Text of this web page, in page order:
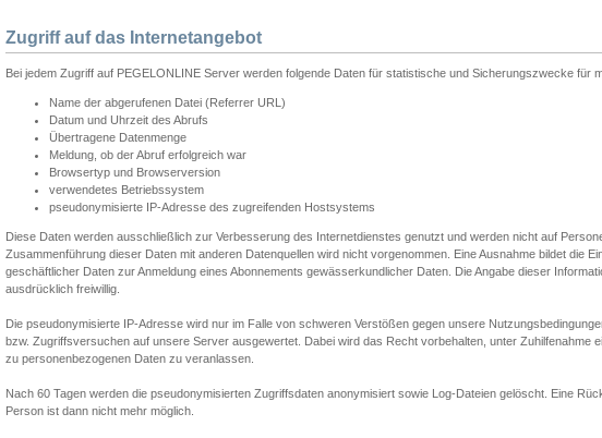
Zugriff auf das Internetangebot
Bei jedem Zugriff auf PEGELONLINE Server werden folgende Daten für statistische und Sicherungszwecke für
Name der abgerufenen Datei (Referrer URL)
Datum und Uhrzeit des Abrufs
Übertragene Datenmenge
Meldung, ob der Abruf erfolgreich war
Browsertyp und Browserversion
verwendetes Betriebssystem
pseudonymisierte IP-Adresse des zugreifenden Hostsystems
Diese Daten werden ausschließlich zur Verbesserung des Internetdienstes genutzt und werden nicht auf
Zusammenführung dieser Daten mit anderen Datenquellen wird nicht vorgenommen. Eine Ausnahme bildet die
geschäftlicher Daten zur Anmeldung eines Abonnements gewässerkundlicher Daten. Die Angabe dieser
ausdrücklich freiwillig.
Die pseudonymisierte IP-Adresse wird nur im Falle von schweren Verstößen gegen unsere
bzw. Zugriffsversuchen auf unsere Server ausgewertet. Dabei wird das Recht vorbehalten, unter Zuhilfenahme
zu personenbezogenen Daten zu veranlassen.
Nach 60 Tagen werden die pseudonymisierten Zugriffsdaten anonymisiert sowie Log-Dateien gelöscht. Eine
Person ist dann nicht mehr möglich.